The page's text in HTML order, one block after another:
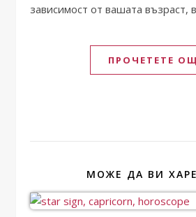
зависимост от вашата възраст,
ПРОЧЕТЕТЕ
МОЖЕ ДА ВИ